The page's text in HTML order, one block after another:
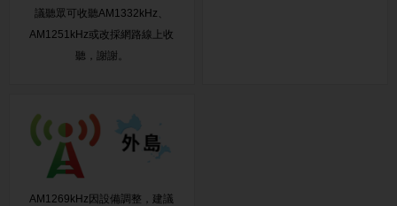
議聽眾可收聽AM1332kHz、
AM1251kHz或改採網路線上收
聽，謝謝。
AM1269kHz因設備調整，建議